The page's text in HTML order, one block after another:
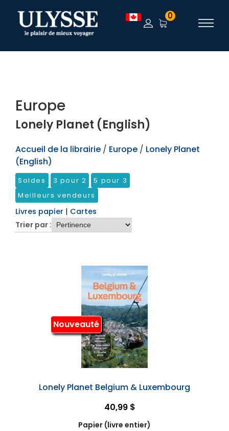
TEST 0
Europe
Lonely Planet (English)
Accueil de la librairie / Europe / Lonely Planet
(English)
Soldes 3 pour 2
5 pour 3
Meilleurs vendeurs
Livres papier | Cartes
Trier par :
Nouveauté
Lonely Planet Belgium & Luxembourg
40,99 $
Papier (livre entier)